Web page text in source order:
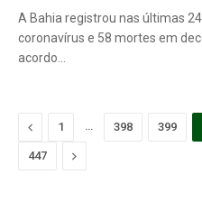
A Bahia registrou nas últimas
coronavírus e 58 mortes em
acordo…
Previous
1 … 398 399
447 Next